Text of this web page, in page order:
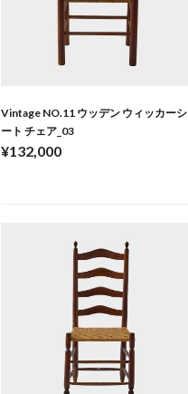
Vintage NO.11 ウッデン ウィッカーシ
ート チェア_03
¥132,000